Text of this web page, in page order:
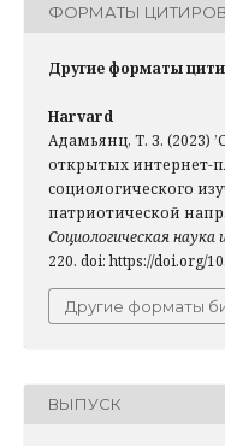
ФОРМАТЫ
Другие форматы
Harvard
Адамьянц, Т. З.
открытых интернет-
социологического
патриотической
Социологическая
220. doi: https://doi.org/
Другие форматы
ВЫПУСК